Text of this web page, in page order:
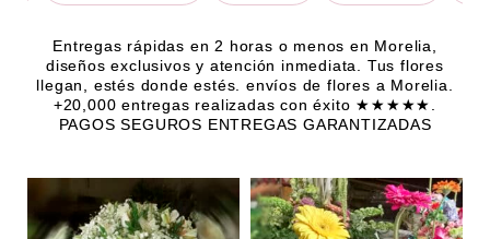
Entregas rápidas en 2 horas o menos en Morelia,
diseños exclusivos y atención inmediata. Tus flores
llegan, estés donde estés. envíos de flores a Morelia.
+20,000 entregas realizadas con éxito ★★★★★.
PAGOS SEGUROS ENTREGAS GARANTIZADAS